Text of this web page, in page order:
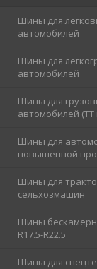
Шины для
автомобилей
Шины для
автомобилей
Шины для
автомобилей
Шины для
повышенной
Шины для
сельхозмашин
Шины
R17.5-R22.5
Шины для